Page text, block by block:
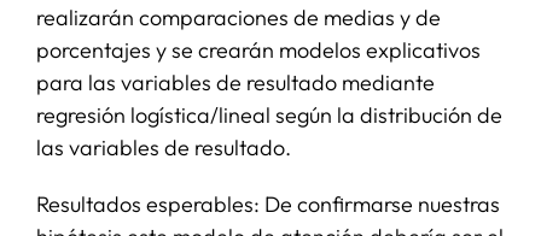
realizarán comparaciones de medias y de
porcentajes y se crearán modelos explicativos
para las variables de resultado mediante
regresión logística/lineal según la distribución de
las variables de resultado.
Resultados esperables: De confirmarse nuestras